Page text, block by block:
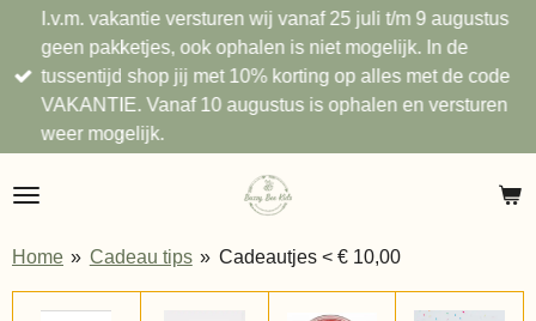
direct
naar
hoofdinhoud
I.v.m. vakantie versturen wij vanaf 25 juli t/m 9 augustus
geen pakketjes, ook ophalen is niet mogelijk. In de
tussentijd shop jij met 10% korting op alles met de code
VAKANTIE. Vanaf 10 augustus is ophalen en versturen
weer mogelijk.
Home » Cadeau tips » Cadeautjes < € 10,00